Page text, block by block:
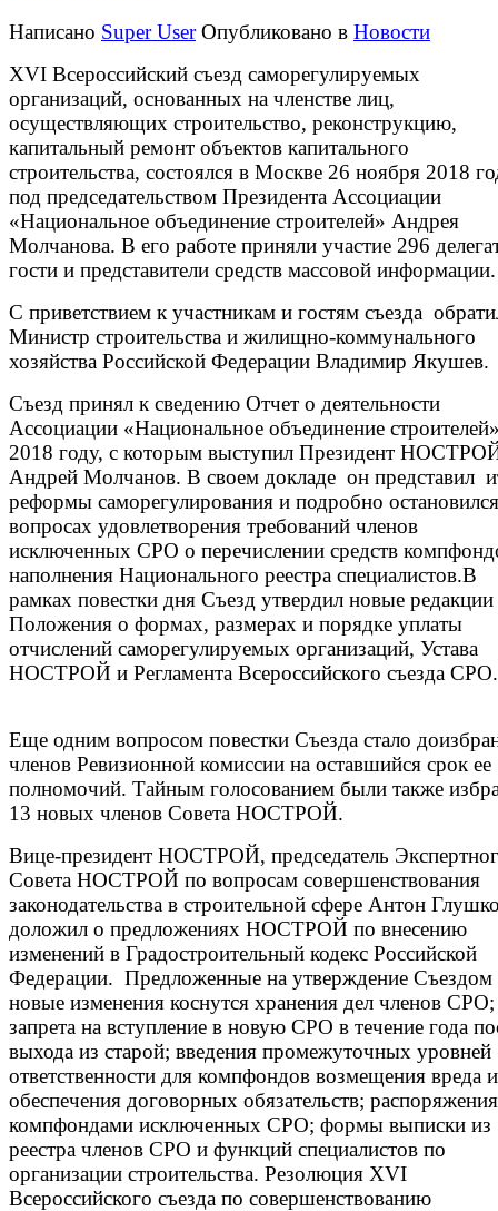
Написано Super User Опубликовано в Новости
XVI Всероссийский съезд саморегулируемых
организаций, основанных на членстве лиц,
осуществляющих строительство, реконструкцию,
капитальный ремонт объектов капитального
строительства, состоялся в Москве 26 ноября 2018
под председательством Президента Ассоциации
«Национальное объединение строителей» Андрея
Молчанова. В его работе приняли участие 296
гости и представители средств массовой информации.
С приветствием к участникам и гостям съезда
Министр строительства и жилищно-коммунального
хозяйства Российской Федерации Владимир Якушев.
Съезд принял к сведению Отчет о деятельности
Ассоциации «Национальное объединение
2018 году, с которым выступил Президент
Андрей Молчанов. В своем докладе он представил
реформы саморегулирования и подробно
вопросах удовлетворения требований членов
исключенных СРО о перечислении средств
наполнения Национального реестра специалистов.В
рамках повестки дня Съезд утвердил новые редакции
Положения о формах, размерах и порядке уплаты
отчислений саморегулируемых организаций, Устава
НОСТРОЙ и Регламента Всероссийского съезда СРО.
Еще одним вопросом повестки Съезда стало
членов Ревизионной комиссии на оставшийся срок ее
полномочий. Тайным голосованием были также
13 новых членов Совета НОСТРОЙ.
Вице-президент НОСТРОЙ, председатель
Совета НОСТРОЙ по вопросам совершенствования
законодательства в строительной сфере Антон
доложил о предложениях НОСТРОЙ по внесению
изменений в Градостроительный кодекс Российской
Федерации. Предложенные на утверждение Съездом
новые изменения коснутся хранения дел членов СРО;
запрета на вступление в новую СРО в течение года
выхода из старой; введения промежуточных уровней
ответственности для компфондов возмещения вреда и
обеспечения договорных обязательств; распоряжения
компфондами исключенных СРО; формы выписки из
реестра членов СРО и функций специалистов по
организации строительства. Резолюция XVI
Всероссийского съезда по совершенствованию